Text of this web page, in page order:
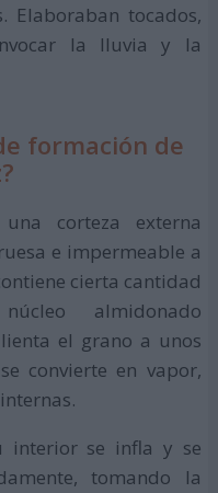
Elaboraban tocados,
la lluvia y la
formación de
corteza externa
e impermeable a
cierta cantidad
almidonado
el grano a unos
convierte en vapor,
interior se infla y se
tomando la